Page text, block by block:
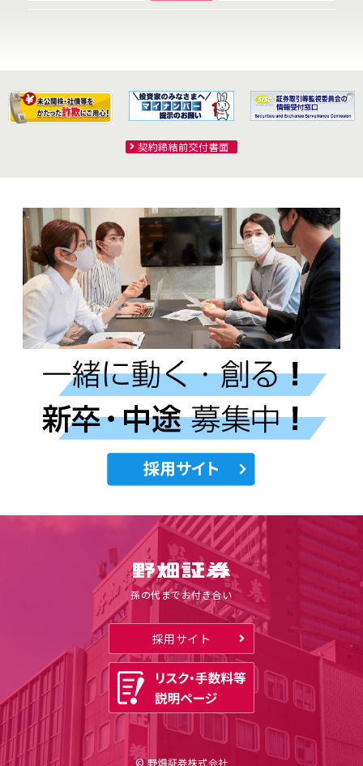
契約締結前交付書面
孫の代までお付き合い
採用サイト
© 野畑証券株式会社